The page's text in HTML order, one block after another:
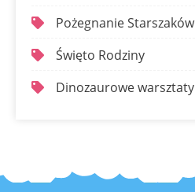
Pożegnanie Starszaków
Święto Rodziny
Dinozaurowe warsztaty